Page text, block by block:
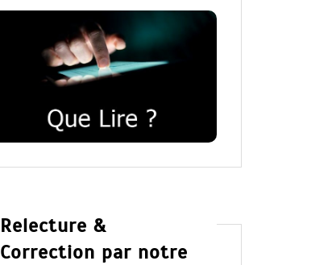
Relecture &
Correction par notre